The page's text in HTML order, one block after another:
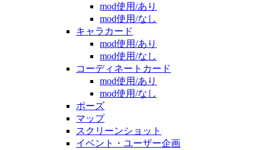
mod使用/あり
mod使用/なし
キャラカード
mod使用/あり
mod使用/なし
コーディネートカード
mod使用/あり
mod使用/なし
ポーズ
マップ
スクリーンショット
イベント・ユーザー企画